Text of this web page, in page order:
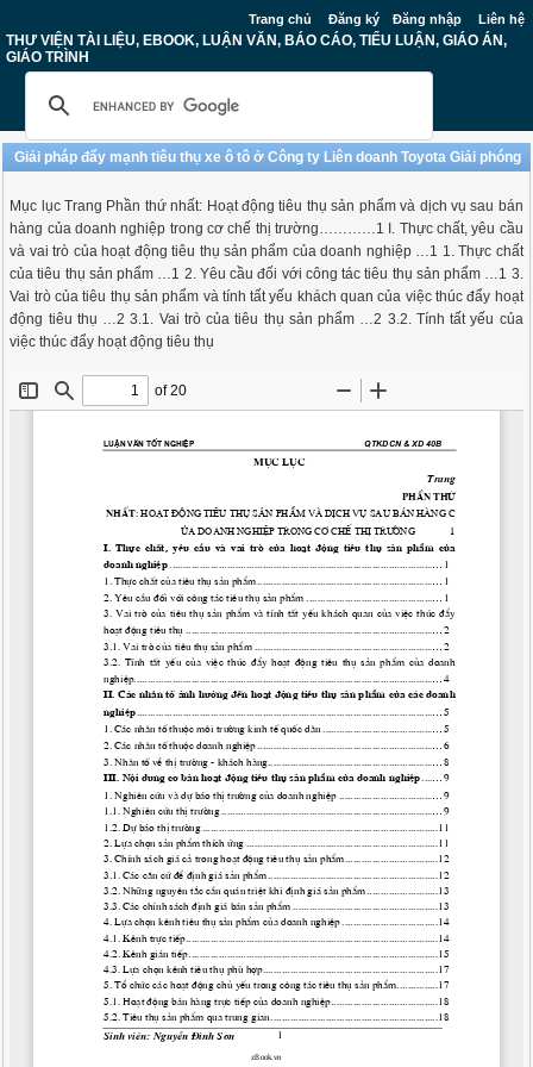
Trang chủ Đăng ký Đăng nhập Liên hệ
THƯ VIỆN TÀI LIỆU, EBOOK, LUẬN VĂN, BÁO CÁO, TIỂU LUẬN, GIÁO ÁN,
GIÁO TRÌNH
Giải pháp đẩy mạnh tiêu thụ xe ô tô ở Công ty Liên doanh Toyota Giải phóng
Mục lục Trang Phần thứ nhất: Hoạt động tiêu thụ sản phẩm và dịch vụ sau bán
hàng của doanh nghiệp trong cơ chế thị trường…………1 I. Thực chất, yêu cầu
và vai trò của hoạt động tiêu thụ sản phẩm của doanh nghiệp …1 1. Thực chất
của tiêu thụ sản phẩm …1 2. Yêu cầu đối với công tác tiêu thụ sản phẩm …1 3.
Vai trò của tiêu thụ sản phẩm và tính tất yếu khách quan của việc thúc đẩy hoạt
động tiêu thụ …2 3.1. Vai trò của tiêu thụ sản phẩm …2 3.2. Tính tất yếu của
việc thúc đẩy hoạt động tiêu thụ